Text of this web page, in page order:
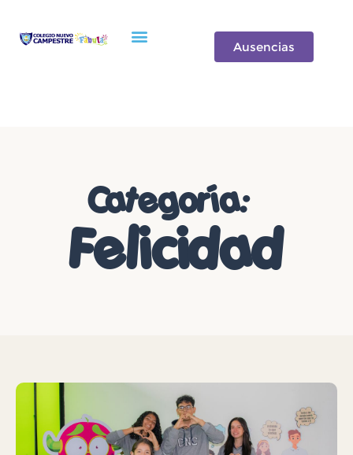
Ausencias
Categoría:
Felicidad